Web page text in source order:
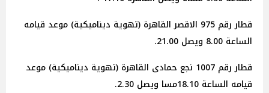
قطار رقم 975 الاقصر القاهرة (تهوية ديناميكية) موعد قيامه
الساعة 8.00 ويصل 21.00.
قطار رقم 1007 نجع حمادى القاهرة (تهوية ديناميكية) موعد
قيامه الساعة 18.10مسا ويصل 2.30.